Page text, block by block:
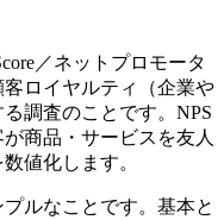
／ネットプロモータ
ロイヤルティ（企業や
調査のことです。NPS
商品・サービスを友人
値化します。
ルなことです。基本と